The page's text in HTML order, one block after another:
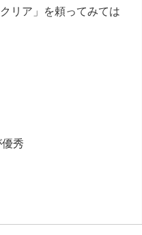
リア」を頼ってみては
秀